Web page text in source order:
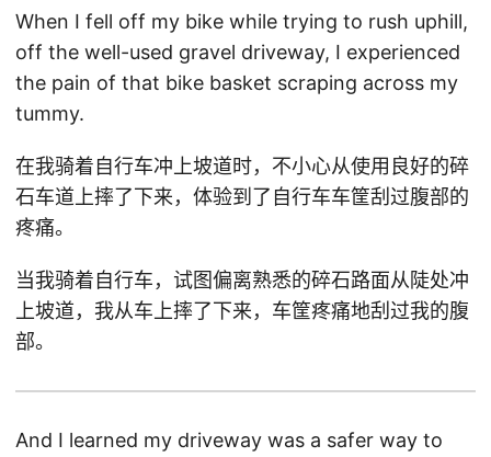
When I fell off my bike while trying to rush uphill,
off the well-used gravel driveway, I experienced
the pain of that bike basket scraping across my
tummy.
在我骑着自行车冲上坡道时，不小心从使用良好的碎
石车道上摔了下来，体验到了自行车车筐刮过腹部的
疼痛。
当我骑着自行车，试图偏离熟悉的碎石路面从陡处冲
上坡道，我从车上摔了下来，车筐疼痛地刮过我的腹
部。
And I learned my driveway was a safer way to